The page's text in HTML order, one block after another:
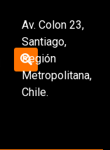
Av. Colon 23,
Santiago,
Región
Metropolitana,
Chile.